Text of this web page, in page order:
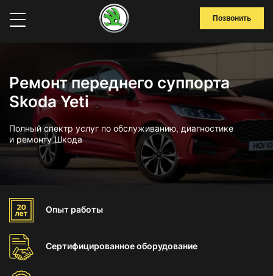
Позвонить
Ремонт переднего суппорта
Skoda Yeti
Полный спектр услуг по обслуживанию, диагностике
и ремонту Шкода
Опыт работы
Сертифицированноеоборудование